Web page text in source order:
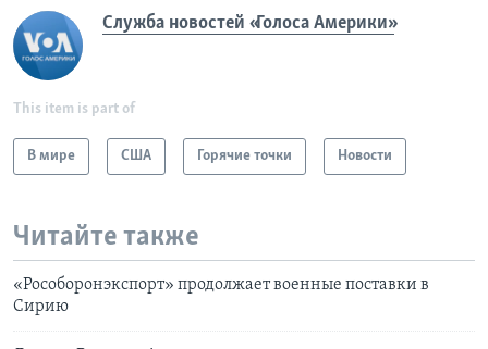
Служба новостей «Голоса Америки»
This item is part of
В мире США Горячие точки Новости
Читайте также
«Рособоронэкспорт» продолжает военные поставки в
Сирию